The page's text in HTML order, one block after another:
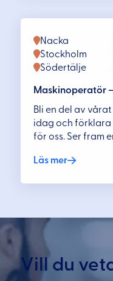
Nacka
Stockholm
Södertälje
Maskinoperatör
Bli en del av
idag och förklara
för oss. Ser fram
Läs mer
Vill du